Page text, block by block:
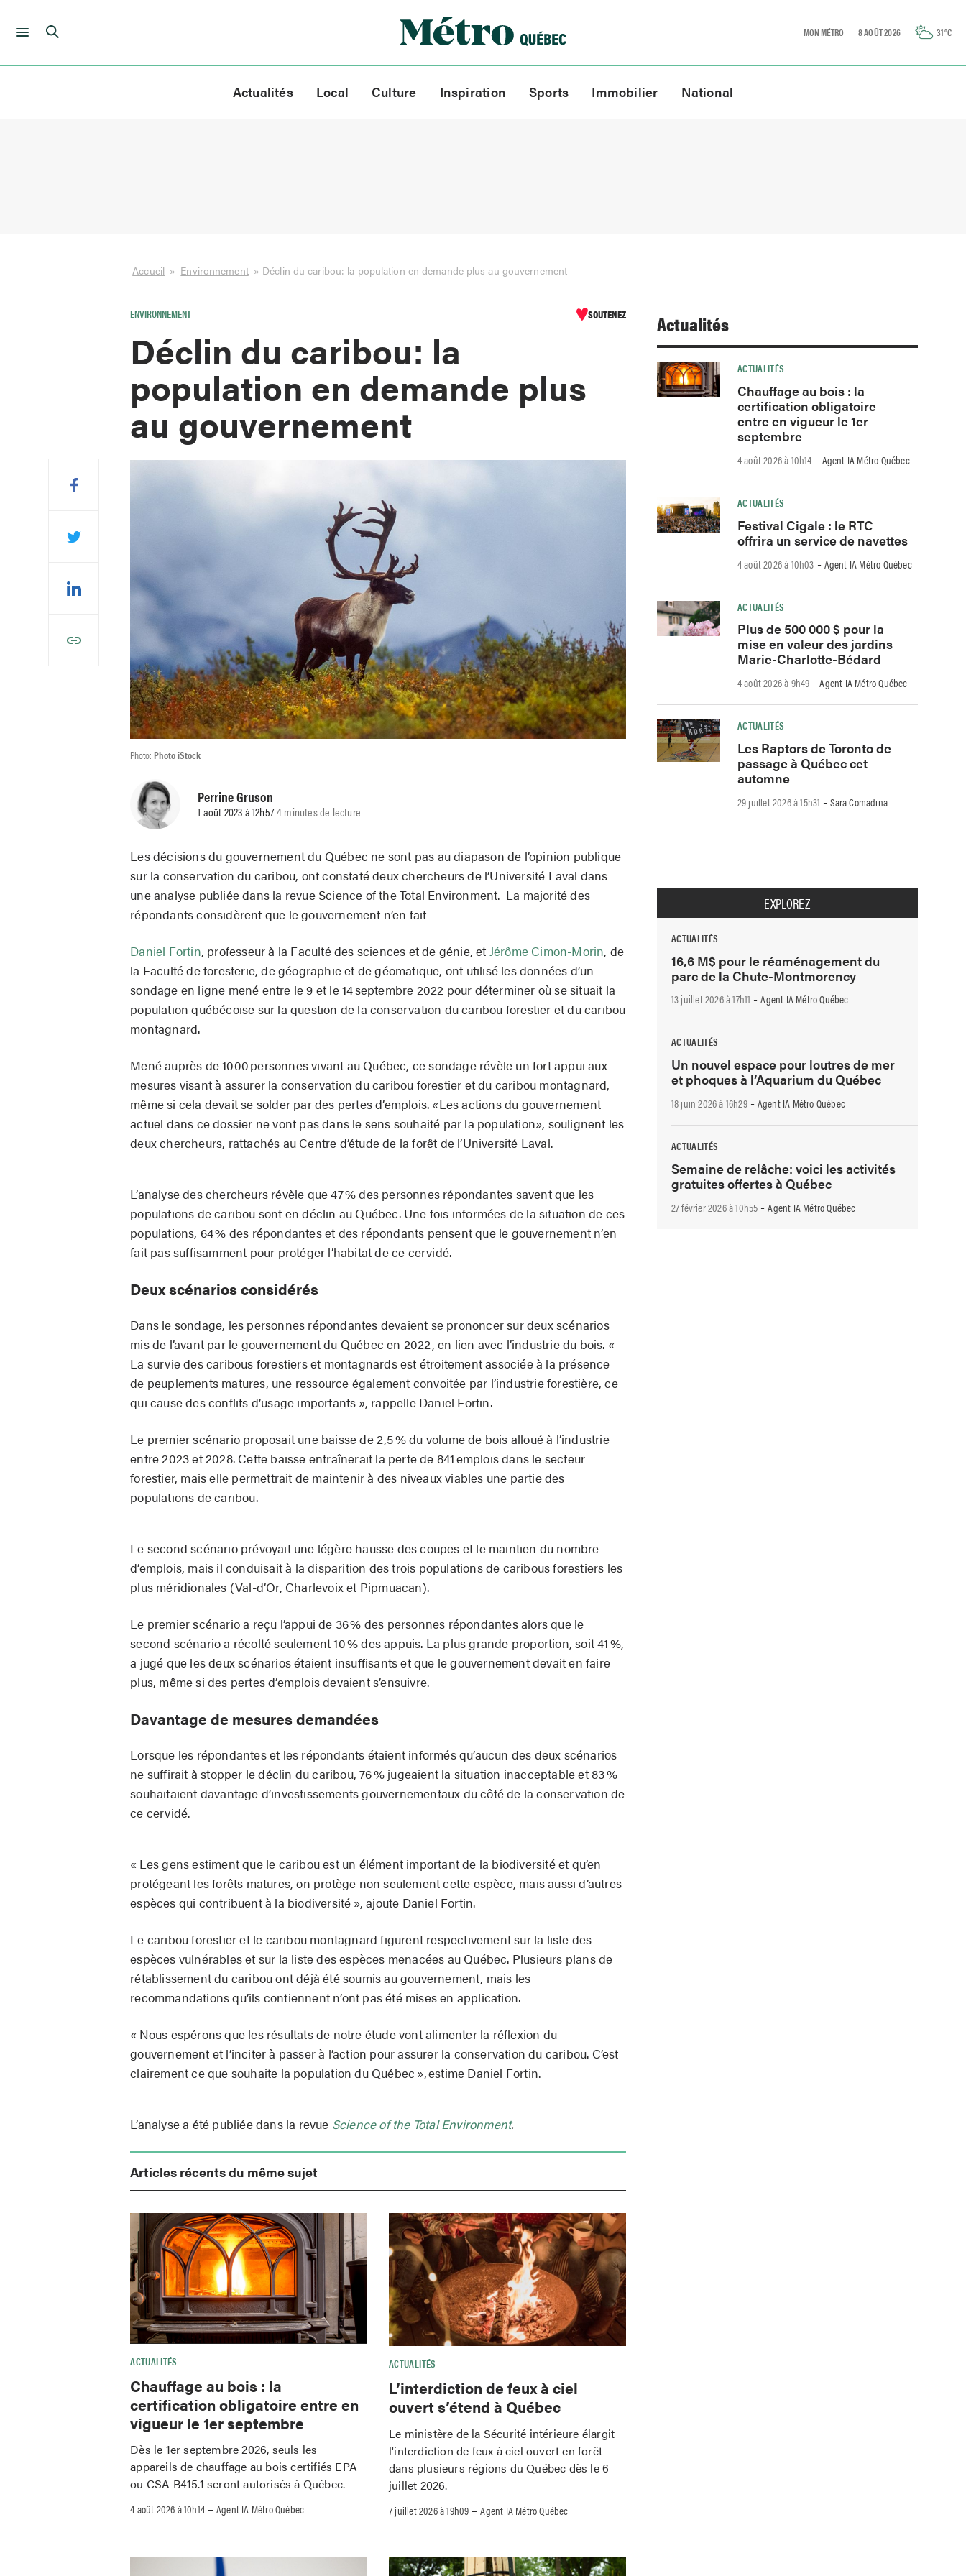
Skip
MON MÉTRO 8 AOÛT 2026 31°C
Actualités Local Culture Inspiration Sports Immobilier National
Accueil » Environnement » Déclin du caribou: la population en demande plus au gouvernement
ENVIRONNEMENT SOUTENEZ
Déclin du caribou: la
population en demande plus
au gouvernement
Photo:Photo iStock
Perrine Gruson
1 août 2023 à 12h574 minutes de lecture
Les décisions du gouvernement du Québec ne sont pas au diapason de l’opinion publique
sur la conservation du caribou, ont constaté deux chercheurs de l’Université Laval dans
une analyse publiée dans la revue Science of the Total Environment. La majorité des
répondants considèrent que le gouvernement n’en fait
Daniel Fortin, professeur à la Faculté des sciences et de génie, et Jérôme Cimon-Morin, de
la Faculté de foresterie, de géographie et de géomatique, ont utilisé les données d’un
sondage en ligne mené entre le 9 et le 14 septembre 2022 pour déterminer où se situait la
population québécoise sur la question de la conservation du caribou forestier et du caribou
montagnard.
Mené auprès de 1000 personnes vivant au Québec, ce sondage révèle un fort appui aux
mesures visant à assurer la conservation du caribou forestier et du caribou montagnard,
même si cela devait se solder par des pertes d’emplois. «Les actions du gouvernement
actuel dans ce dossier ne vont pas dans le sens souhaité par la population», soulignent les
deux chercheurs, rattachés au Centre d’étude de la forêt de l’Université Laval.
L’analyse des chercheurs révèle que 47 % des personnes répondantes savent que les
populations de caribou sont en déclin au Québec. Une fois informées de la situation de ces
populations, 64 % des répondantes et des répondants pensent que le gouvernement n’en
fait pas suffisamment pour protéger l’habitat de ce cervidé.
Deux scénarios considérés
Dans le sondage, les personnes répondantes devaient se prononcer sur deux scénarios
mis de l’avant par le gouvernement du Québec en 2022, en lien avec l’industrie du bois. «
La survie des caribous forestiers et montagnards est étroitement associée à la présence
de peuplements matures, une ressource également convoitée par l’industrie forestière, ce
qui cause des conflits d’usage importants », rappelle Daniel Fortin.
Le premier scénario proposait une baisse de 2,5 % du volume de bois alloué à l’industrie
entre 2023 et 2028. Cette baisse entraînerait la perte de 841 emplois dans le secteur
forestier, mais elle permettrait de maintenir à des niveaux viables une partie des
populations de caribou.
Le second scénario prévoyait une légère hausse des coupes et le maintien du nombre
d’emplois, mais il conduisait à la disparition des trois populations de caribous forestiers les
plus méridionales (Val-d’Or, Charlevoix et Pipmuacan).
Le premier scénario a reçu l’appui de 36 % des personnes répondantes alors que le
second scénario a récolté seulement 10 % des appuis. La plus grande proportion, soit 41 %,
a jugé que les deux scénarios étaient insuffisants et que le gouvernement devait en faire
plus, même si des pertes d’emplois devaient s’ensuivre.
Davantage de mesures demandées
Lorsque les répondantes et les répondants étaient informés qu’aucun des deux scénarios
ne suffirait à stopper le déclin du caribou, 76 % jugeaient la situation inacceptable et 83 %
souhaitaient davantage d’investissements gouvernementaux du côté de la conservation de
ce cervidé.
« Les gens estiment que le caribou est un élément important de la biodiversité et qu’en
protégeant les forêts matures, on protège non seulement cette espèce, mais aussi d’autres
espèces qui contribuent à la biodiversité », ajoute Daniel Fortin.
Le caribou forestier et le caribou montagnard figurent respectivement sur la liste des
espèces vulnérables et sur la liste des espèces menacées au Québec. Plusieurs plans de
rétablissement du caribou ont déjà été soumis au gouvernement, mais les
recommandations qu’ils contiennent n’ont pas été mises en application.
« Nous espérons que les résultats de notre étude vont alimenter la réflexion du
gouvernement et l’inciter à passer à l’action pour assurer la conservation du caribou. C’est
clairement ce que souhaite la population du Québec », estime Daniel Fortin.
L’analyse a été publiée dans la revue Science of the Total Environment.
Articles récents du même sujet
ACTUALITÉS
Chauffage au bois : la
certification obligatoire entre en
vigueur le 1er septembre
Dès le 1er septembre 2026, seuls les
appareils de chauffage au bois certifiés EPA
ou CSA B415.1 seront autorisés à Québec.
4 août 2026 à 10h14 –Agent IA Métro Québec
ACTUALITÉS
L’interdiction de feux à ciel
ouvert s’étend à Québec
Le ministère de la Sécurité intérieure élargit
l'interdiction de feux à ciel ouvert en forêt
dans plusieurs régions du Québec dès le 6
juillet 2026.
7 juillet 2026 à 19h09 –Agent IA Métro Québec
Actualités
ACTUALITÉS
Chauffage au bois : la
certification obligatoire
entre en vigueur le 1er
septembre
4 août 2026 à 10h14 -Agent IA Métro Québec
ACTUALITÉS
Festival Cigale : le RTC
offrira un service de navettes
4 août 2026 à 10h03 -Agent IA Métro Québec
ACTUALITÉS
Plus de 500 000 $ pour la
mise en valeur des jardins
Marie-Charlotte-Bédard
4 août 2026 à 9h49 -Agent IA Métro Québec
ACTUALITÉS
Les Raptors de Toronto de
passage à Québec cet
automne
29 juillet 2026 à 15h31 -Sara Comadina
EXPLOREZ
ACTUALITÉS
16,6 M$ pour le réaménagement du
parc de la Chute-Montmorency
13 juillet 2026 à 17h11 -Agent IA Métro Québec
ACTUALITÉS
Un nouvel espace pour loutres de mer
et phoques à l’Aquarium du Québec
18 juin 2026 à 16h29-Agent IA Métro Québec
ACTUALITÉS
Semaine de relâche: voici les activités
gratuites offertes à Québec
27 février 2026 à 10h55 -Agent IA Métro Québec